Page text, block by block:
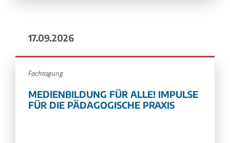
17.09.2026
Fachtagung
MEDIENBILDUNG FÜR ALLE! IMPULSE
FÜR DIE PÄDAGOGISCHE PRAXIS